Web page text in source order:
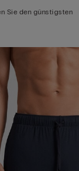
Sie den günstigsten